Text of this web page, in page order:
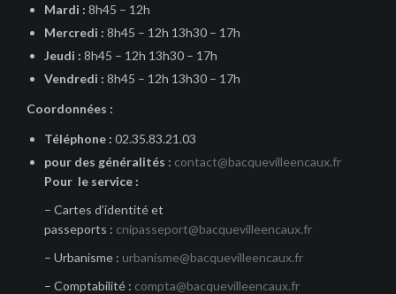
Mardi : 8h45 – 12h
Mercredi : 8h45 – 12h 13h30 – 17h
Jeudi : 8h45 – 12h 13h30 – 17h
Vendredi : 8h45 – 12h 13h30 – 17h
Coordonnées :
Téléphone : 02.35.83.21.03
pour des généralités : contact@bacquevilleencaux.fr
Pour le service :
– Cartes d’identité et
passeports : cnipasseport@bacquevilleencaux.fr
– Urbanisme : urbanisme@bacquevilleencaux.fr
– Comptabilité : compta@bacquevilleencaux.fr